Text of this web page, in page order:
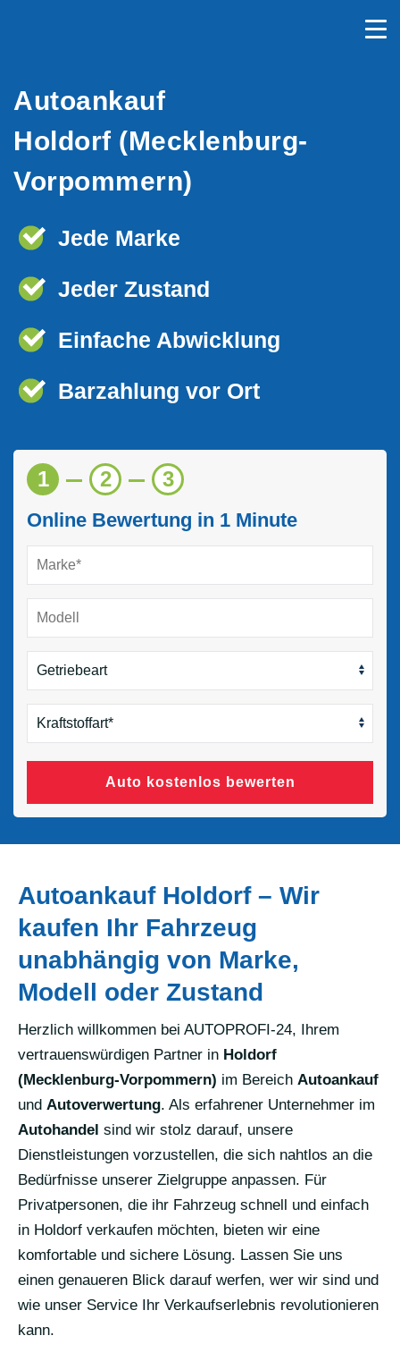
Autoankauf
Holdorf (Mecklenburg-
Vorpommern)
Jede Marke
Jeder Zustand
Einfache Abwicklung
Barzahlung vor Ort
1 2 3
Online Bewertung in 1 Minute
Auto kostenlos bewerten
Autoankauf Holdorf – Wir
kaufen Ihr Fahrzeug
unabhängig von Marke,
Modell oder Zustand
Herzlich willkommen bei AUTOPROFI-24, Ihrem
vertrauenswürdigen Partner in Holdorf
(Mecklenburg-Vorpommern) im Bereich Autoankauf
und Autoverwertung. Als erfahrener Unternehmer im
Autohandel sind wir stolz darauf, unsere
Dienstleistungen vorzustellen, die sich nahtlos an die
Bedürfnisse unserer Zielgruppe anpassen. Für
Privatpersonen, die ihr Fahrzeug schnell und einfach
in Holdorf verkaufen möchten, bieten wir eine
komfortable und sichere Lösung. Lassen Sie uns
einen genaueren Blick darauf werfen, wer wir sind und
wie unser Service Ihr Verkaufserlebnis revolutionieren
kann.